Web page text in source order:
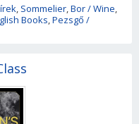
, Sommelier,Bor / Wine,
Books,Pezsgő /